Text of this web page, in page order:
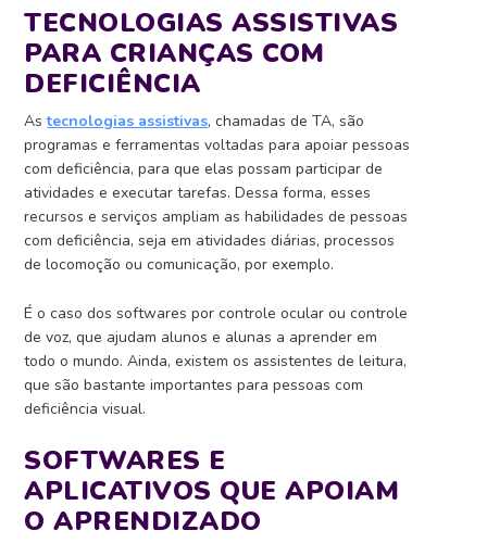
TECNOLOGIAS ASSISTIVAS
PARA CRIANÇAS COM
DEFICIÊNCIA
Astecnologias assistivas, chamadas de TA, são
programas e ferramentas voltadas para apoiar pessoas
com deficiência, para que elas possam participar de
atividades e executar tarefas. Dessa forma, esses
recursos e serviços ampliam as habilidades de pessoas
com deficiência, seja em atividades diárias, processos
de locomoção ou comunicação, por exemplo.
É o caso dos softwares por controle ocular ou controle
de voz, que ajudam alunos e alunas a aprender em
todo o mundo. Ainda, existem os assistentes de leitura,
que são bastante importantes para pessoas com
deficiência visual.
SOFTWARES E
APLICATIVOS QUE APOIAM
O APRENDIZADO